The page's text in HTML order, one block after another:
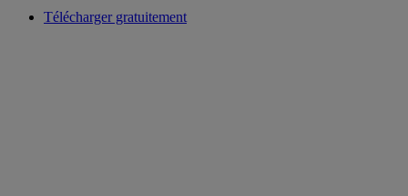
Télécharger gratuitement